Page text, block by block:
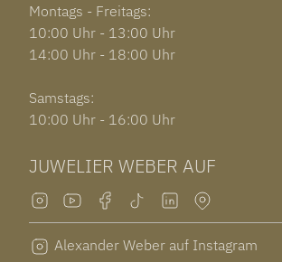
Montags - Freitags:
10:00 Uhr - 13:00 Uhr
14:00 Uhr - 18:00 Uhr
Samstags:
10:00 Uhr - 16:00 Uhr
JUWELIER WEBER AUF
Alexander Weber auf Instagram